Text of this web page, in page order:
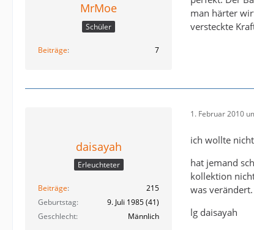
MrMoe
Schüler
Beiträge 7
man härter
versteckte
daisayah
Erleuchteter
Beiträge
215
Geburtstag
9. Juli 1985 (41)
Geschlecht
Männlich
1. Februar 2010
ich wollte
hat jemand
kollektion
was
lg daisayah